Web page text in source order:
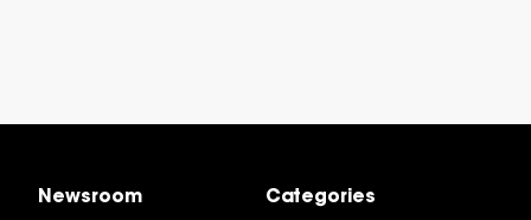
Newsroom Categories